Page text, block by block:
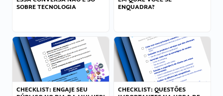
SOBRE TECNOLOGIA
ENQUADRA?
CHECKLIST: ENGAJE SEU
CHECKLIST: QUESTÕES